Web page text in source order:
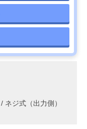
ネジ式（出力側）